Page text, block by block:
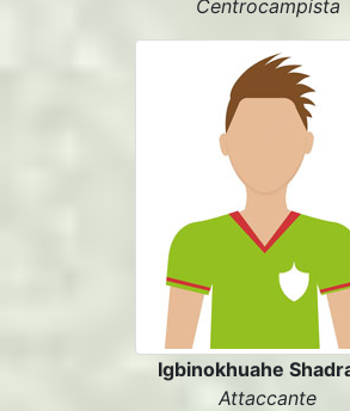
Centrocampista
Igbinokhuahe
Attaccante